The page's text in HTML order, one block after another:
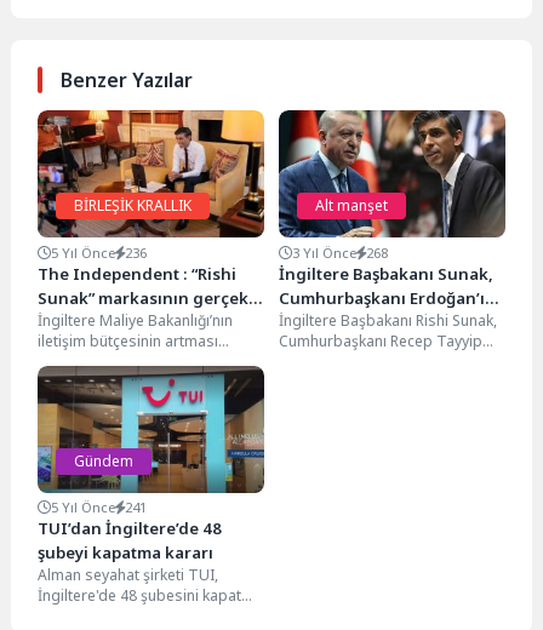
Benzer Yazılar
BİRLEŞİK KRALLIK
5 Yıl Önce 236
The Independent : “Rishi
Sunak” markasının gerçek
maliyeti
İngiltere Maliye Bakanlığı’nın
iletişim bütçesinin artması
eleştirileri de beraberinde
getirdi. The Independent
Gazetesi; Rishi Sunak...
Alt manşet
3 Yıl Önce 268
İngiltere Başbakanı Sunak,
Cumhurbaşkanı Erdoğan’ı
tebrik etti
İngiltere Başbakanı Rishi Sunak,
Cumhurbaşkanı Recep Tayyip
Gündem
5 Yıl Önce 241
TUI’dan İngiltere’de 48
şubeyi kapatma kararı
Alman seyahat şirketi TUI,
İngiltere'de 48 şubesini kapatma